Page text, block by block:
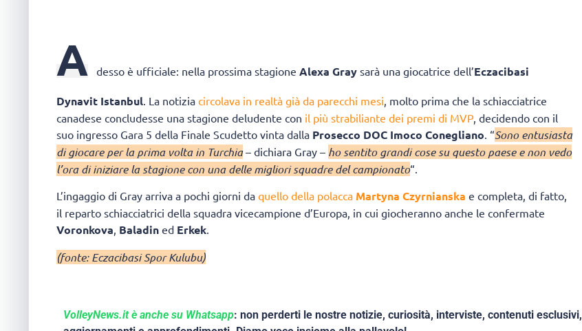
A desso è ufficiale: nella prossima stagione Alexa Gray sarà una giocatrice dell’Eczacibasi
Dynavit Istanbul . La notizia circolava in realtà già da parecchi mesi , molto prima che la schiacciatrice
canadese concludesse una stagione deludente con il più strabiliante dei premi di MVP, decidendo con il
suo ingresso Gara 5 della Finale Scudetto vinta dalla Prosecco DOC Imoco Conegliano . “Sono entusiasta
di giocare per la prima volta in Turchia– dichiara Gray – ho sentito grandi cose su questo paese e non vedo
l’ora di iniziare la stagione con una delle migliori squadre del campionato“.
L’ingaggio di Gray arriva a pochi giorni da quello della polacca Martyna Czyrnianska e completa, di fatto,
il reparto schiacciatrici della squadra vicecampione d’Europa, in cui giocheranno anche le confermate
Voronkova, Baladin ed Erkek.
(fonte: Eczacibasi Spor Kulubu)
VolleyNews.it è anche su Whatsapp: non perderti le nostre notizie, curiosità, interviste, contenuti esclusivi,